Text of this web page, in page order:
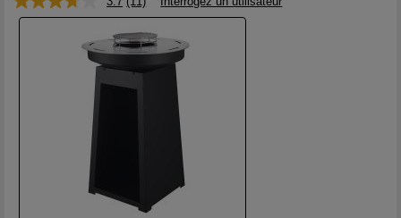
Lire
11
avis.
Lien
la
même